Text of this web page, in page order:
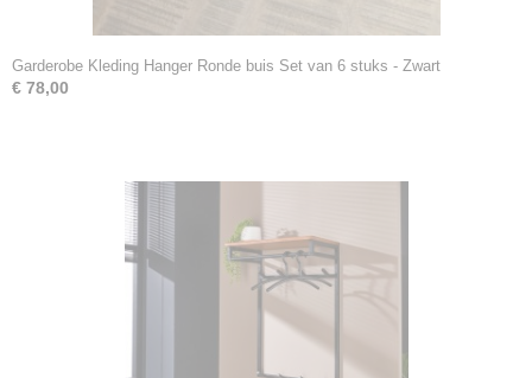
Garderobe Kleding Hanger Ronde buis Set van 6 stuks - Zwart
€ 78,00